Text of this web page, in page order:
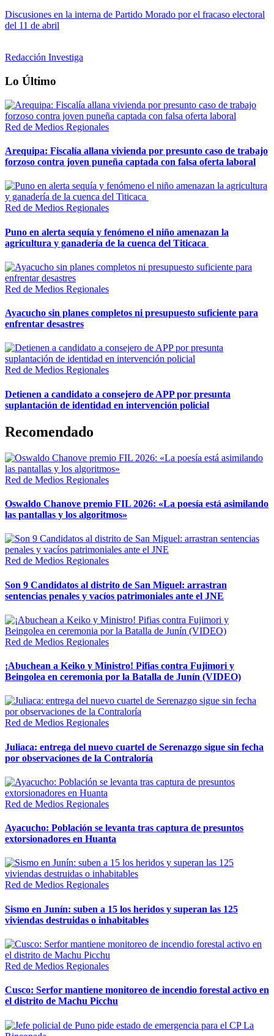
Discusiones en la interna de Partido Morado por el fracaso electoral
del 11 de abril
Redacción Investiga
Lo Último
Red de Medios Regionales
Arequipa: Fiscalía allana vivienda por presunto caso de trabajo
forzoso contra joven puneña captada con falsa oferta laboral
Red de Medios Regionales
Puno en alerta sequía y fenómeno el niño amenazan la
agricultura y ganadería de la cuenca del Titicaca
Red de Medios Regionales
Ayacucho sin planes completos ni presupuesto suficiente para
enfrentar desastres
Red de Medios Regionales
Detienen a candidato a consejero de APP por presunta
suplantación de identidad en intervención policial
Recomendado
Red de Medios Regionales
Oswaldo Chanove premio FIL 2026: «La poesía está asimilando
las pantallas y los algoritmos»
Red de Medios Regionales
Son 9 Candidatos al distrito de San Miguel: arrastran
sentencias penales y vacíos patrimoniales ante el JNE
Red de Medios Regionales
¡Abuchean a Keiko y Ministro! Pifias contra Fujimori y
Beingolea en ceremonia por la Batalla de Junín (VIDEO)
Red de Medios Regionales
Juliaca: entrega del nuevo cuartel de Serenazgo sigue sin fecha
por observaciones de la Contraloría
Red de Medios Regionales
Ayacucho: Población se levanta tras captura de presuntos
extorsionadores en Huanta
Red de Medios Regionales
Sismo en Junín: suben a 15 los heridos y superan las 125
viviendas destruidas o inhabitables
Red de Medios Regionales
Cusco: Serfor mantiene monitoreo de incendio forestal activo en
el distrito de Machu Picchu